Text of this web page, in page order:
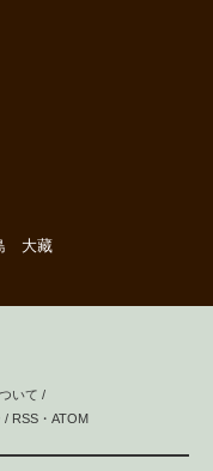
大藏
いて /
/ RSS ・ ATOM